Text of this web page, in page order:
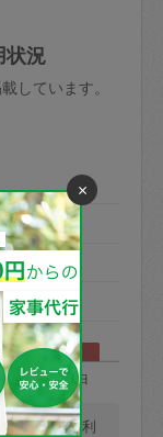
＝依頼
始の場
頼料金の
頼金額の
の100%
ル＝依頼
るので
：初めて
状況
しています。
土 日
、日曜日の利
×